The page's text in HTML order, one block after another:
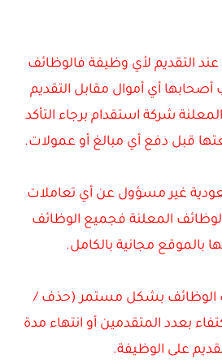
التقديم لأي وظيفة فالوظائف
أصحابها أي أموال مقابل التقديم
شركة استقدام برجاء التأكد
قبل دفع أي مبالغ أو عمولات.
غير مسؤول عن أي تعاملات
المعلنة فجميع الوظائف
بالموقع مجانية بالكامل.
الوظائف بشكل مستمر (حذف /
بعدد المتقدمين أو انتهاء مدة
على الوظيفة.